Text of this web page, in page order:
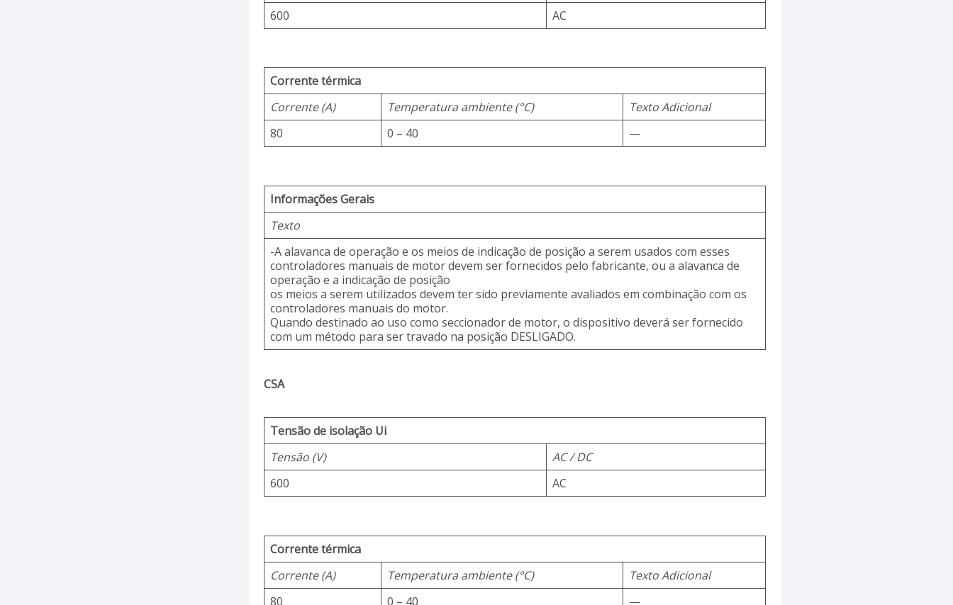
600
AC
Corrente térmica
Corrente (A)
Temperatura ambiente (°C)
Texto Adicional
80
0 – 40 —
Informações Gerais
Texto
-A alavanca de operação e os meios de indicação de posição a serem usados com esses
controladores manuais de motor devem ser fornecidos pelo fabricante, ou a alavanca de
operação e a indicação de posição
os meios a serem utilizados devem ter sido previamente avaliados em combinação com os
controladores manuais do motor.
Quando destinado ao uso como seccionador de motor, o dispositivo deverá ser fornecido
com um método para ser travado na posição DESLIGADO.
CSA
Tensão de isolação Ui
Tensão (V)
AC / DC
600
AC
Corrente térmica
Corrente (A)
Temperatura ambiente (°C)
Texto Adicional
80
0 – 40 —